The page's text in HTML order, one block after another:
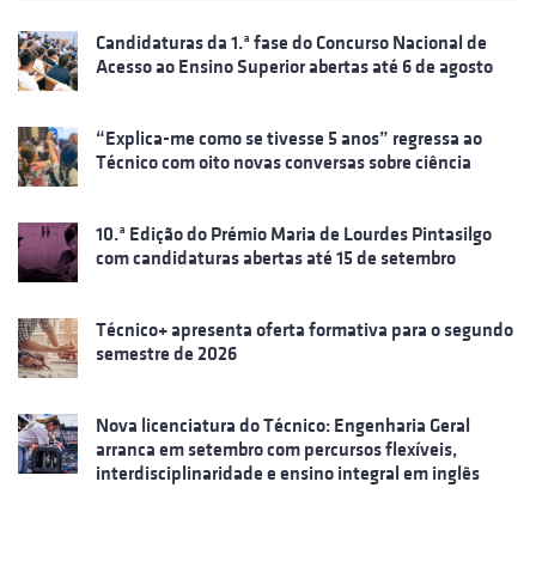
Candidaturas da 1.ª fase do Concurso Nacional de
Acesso ao Ensino Superior abertas até 6 de agosto
“Explica-me como se tivesse 5 anos” regressa ao
Técnico com oito novas conversas sobre ciência
10.ª Edição do Prémio Maria de Lourdes Pintasilgo
com candidaturas abertas até 15 de setembro
Técnico+ apresenta oferta formativa para o segundo
semestre de 2026
Nova licenciatura do Técnico: Engenharia Geral
arranca em setembro com percursos flexíveis,
interdisciplinaridade e ensino integral em inglês